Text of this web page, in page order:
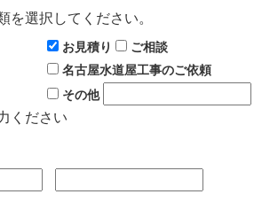
を選択してください。
お見積り
ご相談
名古屋水道屋工事のご依頼
その他
ください